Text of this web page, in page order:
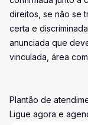
direitos, se não se
certa e
anunciada que
vinculada, área
Plantão de
Ligue agora e